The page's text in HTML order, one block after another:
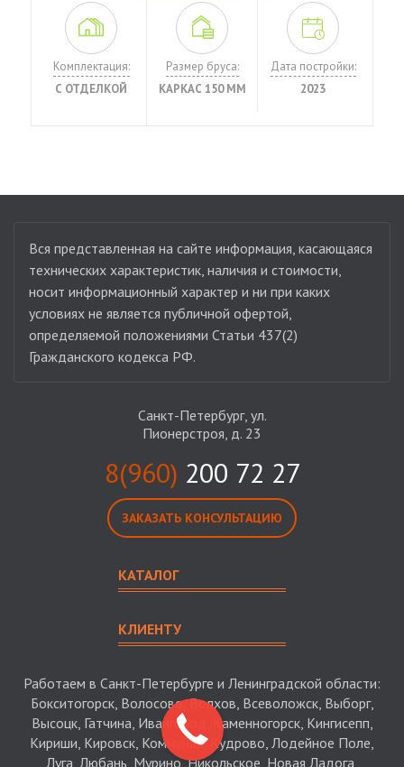
Комплектация:
С ОТДЕЛКОЙ
Размер бруса:
КАРКАС 150 ММ
Дата постройки:
2023
Вся представленная на сайте информация, касающаяся
технических характеристик, наличия и стоимости,
носит информационный характер и ни при каких
условиях не является публичной офертой,
определяемой положениями Статьи 437(2)
Гражданского кодекса РФ.
Санкт-Петербург, ул.
Пионерстроя, д. 23
8(960) 200 72 27
ЗАКАЗАТЬ КОНСУЛЬТАЦИЮ
КАТАЛОГ
КЛИЕНТУ
Работаем в Санкт-Петербурге и Ленинградской области:
Бокситогорск, Волосово, Волхов, Всеволожск, Выборг,
Высоцк, Гатчина, Ивангород, Каменногорск, Кингисепп,
Кириши, Кировск, Коммунар, Кудрово, Лодейное Поле,
Луга, Любань, Мурино, Никольское, Новая Ладога,